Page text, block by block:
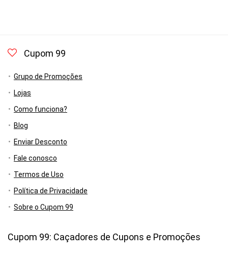
Cupom 99
Grupo de Promoções
Lojas
Como funciona?
Blog
Enviar Desconto
Fale conosco
Termos de Uso
Política de Privacidade
Sobre o Cupom 99
Cupom 99: Caçadores de Cupons e Promoções